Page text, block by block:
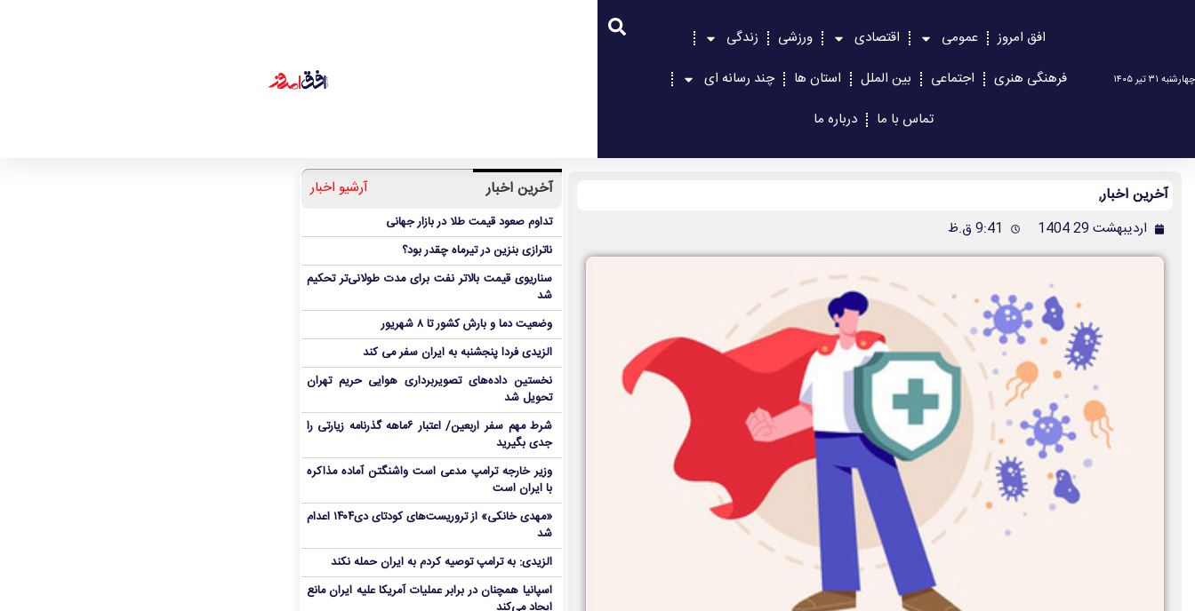
چهارشنبه ۳۱ تیر ۱۴۰۵
افق امروز عمومی اقتصادی ورزشی
زندگی
فرهنگی هنری
اجتماعی بین الملل استان ها
چند رسانه ای
تماس با ما
درباره ما
آخرین اخبار,
اردیبهشت 29 1404 9:41 ق.ظ
آخرین اخبار آرشیو اخبار
تداوم صعود قیمت طلا در بازار جهانی
ناترازی بنزین در تیرماه چقدر بود؟
سناریوی قیمت بالاتر نفت برای مدت طولانی‌تر تحکیم
شد
وضعیت دما و بارش کشور تا ۸ شهریور
الزیدی فردا پنجشنبه به ایران سفر می کند
نخستین داده‌های تصویربرداری هوایی حریم تهران
تحویل شد
شرط مهم سفر اربعین/ اعتبار ۶ماهه گذرنامه زیارتی را
جدی بگیرید
وزیر خارجه ترامپ مدعی است واشنگتن آماده مذاکره
با ایران است
«مهدی خانکی» از تروریست‌های کودتای دی۱۴۰۴ اعدام
شد
الزیدی: به ترامپ توصیه کردم به ایران حمله نکند
اسپانیا همچنان در برابر عملیات آمریکا علیه ایران مانع